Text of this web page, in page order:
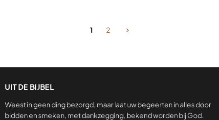
1 2
UIT DE BIJBEL
Weest in geen ding bezorgd, maar laat uw begeerten in alles door
bidden en smeken, met dankzegging, bekend worden bij God.